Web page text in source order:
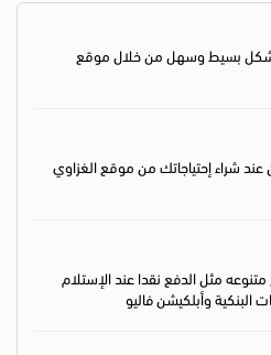
بشكل بسيط وسهل من خلال موقع
شراء إحتياجاتك من موقع الغزاوي
مثل الدفع نقدا عند الإستلام
البنكية وأبلكيشن فاليو